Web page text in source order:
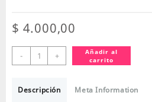
$ 4.000,00
-
Azúcar
rubio
x
+
Añadir al
carrito
Descripción Meta Information